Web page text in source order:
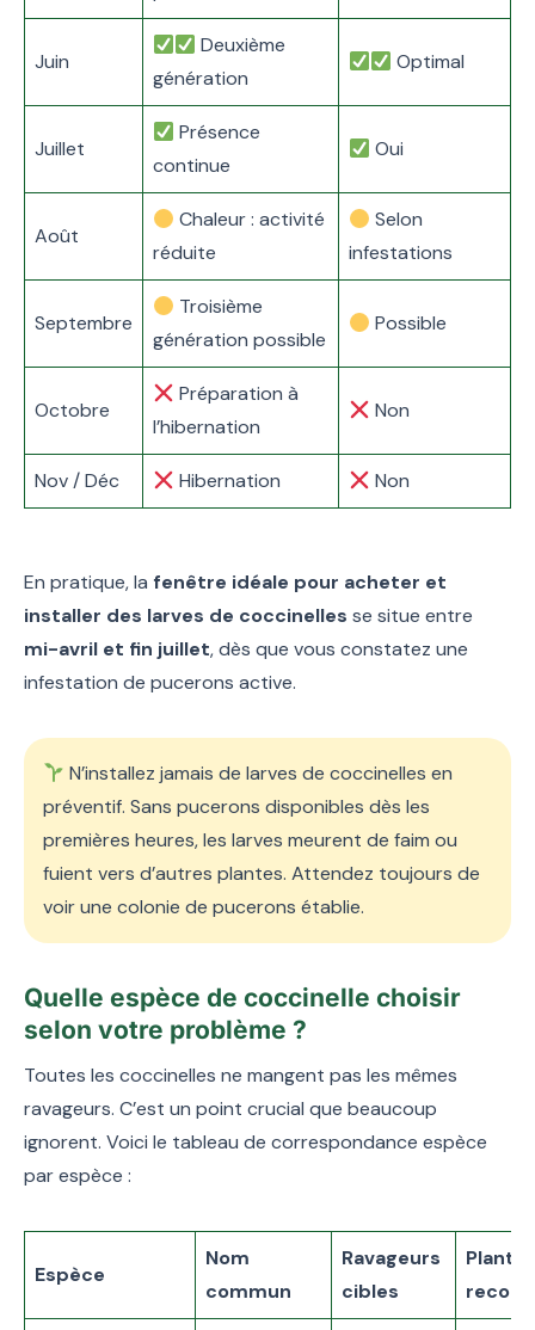
Juin
Deuxième
génération
Optimal
Juillet
Présence
continue
Oui
Août
Chaleur : activité
réduite
Selon
infestations
Septembre
Troisième
génération possible
Possible
Octobre
Préparation à
l’hibernation
Non
Nov / Déc Hibernation Non
En pratique, la fenêtre idéale pour acheter et
installer des larves de coccinelles se situe entre
mi-avril et fin juillet, dès que vous constatez une
infestation de pucerons active.
N’installez jamais de larves de coccinelles en
préventif. Sans pucerons disponibles dès les
premières heures, les larves meurent de faim ou
fuient vers d’autres plantes. Attendez toujours de
voir une colonie de pucerons établie.
Quelle espèce de coccinelle choisir
selon votre problème ?
Toutes les coccinelles ne mangent pas les mêmes
ravageurs. C’est un point crucial que beaucoup
ignorent. Voici le tableau de correspondance espèce
par espèce :
Espèce
Nom
commun
Ravageurs
cibles